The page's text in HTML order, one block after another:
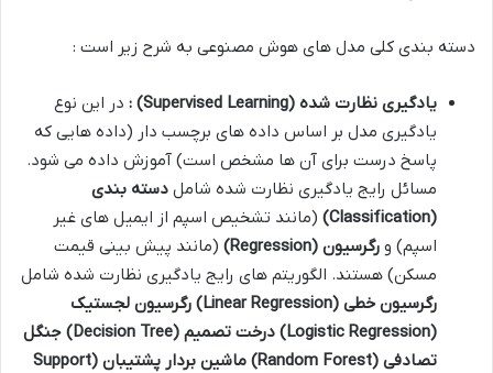
دسته بندی کلی مدل های هوش مصنوعی به شرح زیر است :
یادگیری نظارت شده (Supervised Learning)
: در این نوع
یادگیری مدل بر اساس داده های برچسب دار (داده هایی که
پاسخ درست برای آن ها مشخص است) آموزش داده می شود.
مسائل رایج یادگیری نظارت شده شامل دسته بندی
(Classification)
(مانند تشخیص اسپم از ایمیل های غیر
اسپم) و رگرسیون (Regression)
(مانند پیش بینی قیمت
مسکن) هستند. الگوریتم های رایج یادگیری نظارت شده شامل
رگرسیون خطی (Linear Regression)
رگرسیون لجستیک
(Logistic Regression)
درخت تصمیم (Decision Tree)
جنگل
تصادفی (Random Forest) ماشین بردار پشتیبان (Support